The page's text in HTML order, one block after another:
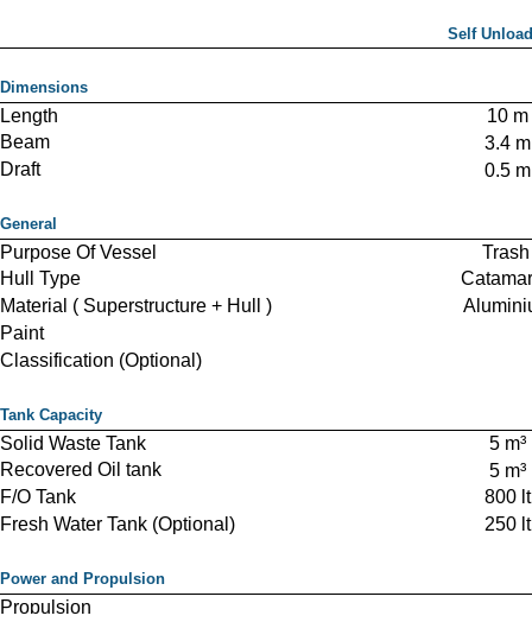
Self
Dimensions
Length
10 m
Beam
3.4 m
Draft
0.5 m
General
Purpose Of Vessel
Hull Type
Material ( Superstructure + Hull )
Paint
Classification (Optional)
Tank Capacity
Solid Waste Tank
5 m³
Recovered Oil tank
5 m³
F/O Tank
800 lt
Fresh Water Tank (Optional)
250 lt
Power and Propulsion
Propulsion